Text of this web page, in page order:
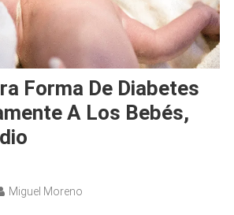
Forma De Diabetes
A Los Bebés,
Miguel Moreno